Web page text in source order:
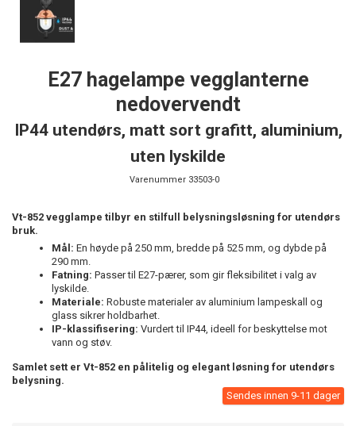
E27 hagelampe vegglanterne
nedovervendt
IP44 utendørs, matt sort grafitt, aluminium,
uten lyskilde
Varenummer 33503-0
Vt-852 vegglampe tilbyr en stilfull belysningsløsning for utendørs
bruk.
Mål: En høyde på 250 mm, bredde på 525 mm, og dybde på
290 mm.
Fatning: Passer til E27-pærer, som gir fleksibilitet i valg av
lyskilde.
Materiale: Robuste materialer av aluminium lampeskall og
glass sikrer holdbarhet.
IP-klassifisering: Vurdert til IP44, ideell for beskyttelse mot
vann og støv.
Samlet sett er Vt-852 en pålitelig og elegant løsning for utendørs
belysning.
Sendes innen 9-11 dager